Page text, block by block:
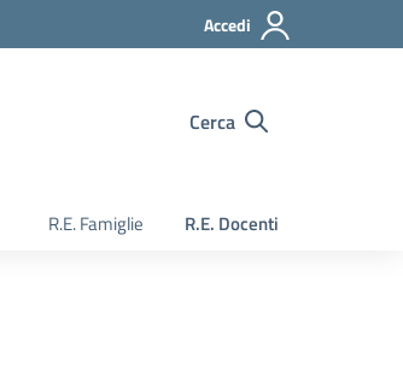
Accedi
Cerca
R.E. Famiglie R.E. Docenti